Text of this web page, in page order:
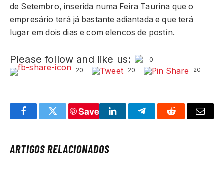
de Setembro, inserida numa Feira Taurina que o
empresário terá já bastante adiantada e que terá
lugar em dois dias e com elencos de postín.
Please follow and like us:
0
20
20 20
FacebookTwitter
Save
LinkedInTelegramReddit Email
ARTIGOS RELACIONADOS